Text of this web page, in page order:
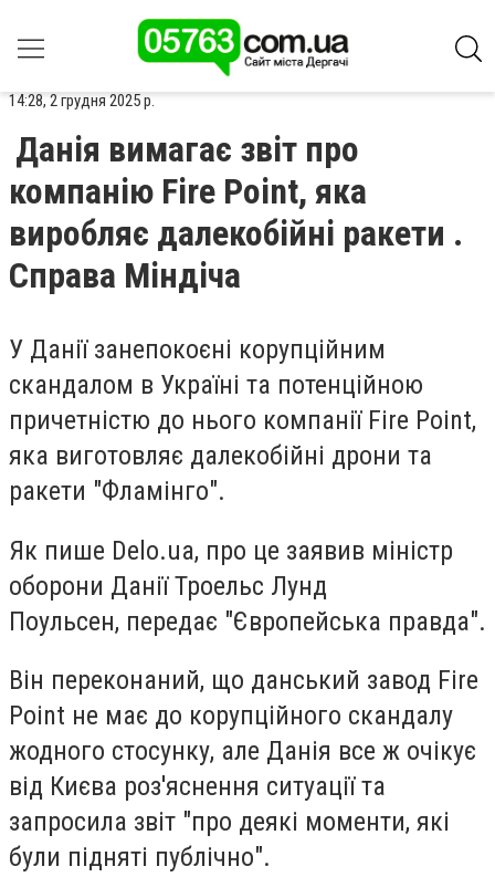
14:28, 2 грудня 2025 р.
Данія вимагає звіт про
компанію Fire Point, яка
виробляє далекобійні ракети .
Справа Міндіча
У Данії занепокоєні корупційним
скандалом в Україні та потенційною
причетністю до нього компанії Fire Point,
яка виготовляє далекобійні дрони та
ракети "Фламінго".
Як пише Delo.ua, про це заявив міністр
оборони Данії Троельс Лунд
Поульсен, передає "Європейська правда".
Він переконаний, що данський завод Fire
Point не має до корупційного скандалу
жодного стосунку, але Данія все ж очікує
від Києва роз'яснення ситуації та
запросила звіт "про деякі моменти, які
були підняті публічно".